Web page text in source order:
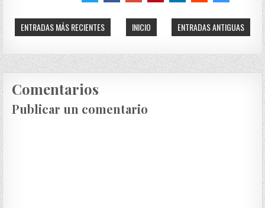
ENTRADAS MÁS RECIENTES ENTRADAS ANTIGUAS
INICIO
Comentarios
Publicar un comentario